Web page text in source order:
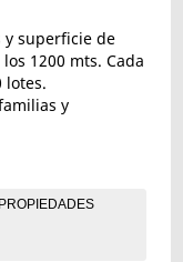
y superficie de
1200 mts. Cada
lotes.
y